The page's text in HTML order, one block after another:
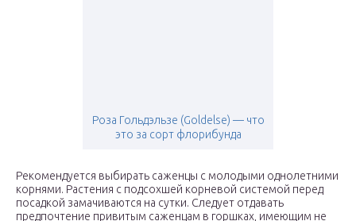
Роза Гольдэльзе (Goldelse) — что
это за сорт флорибунда
Рекомендуется выбирать саженцы с молодыми однолетними
корнями. Растения с подсохшей корневой системой перед
посадкой замачиваются на сутки. Следует отдавать
предпочтение привитым саженцам в горшках, имеющим не